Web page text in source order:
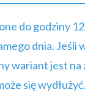
do godziny
dnia. Jeśli
wariant jest na
się wydłużyć.